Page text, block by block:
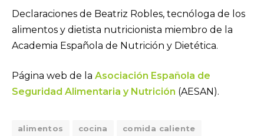
Declaraciones de Beatriz Robles, tecnóloga de los
alimentos y dietista nutricionista miembro de la
Academia Española de Nutrición y Dietética.
Página web de la Asociación Española de
Seguridad Alimentaria y Nutrición (AESAN).
alimentos cocina
comida caliente